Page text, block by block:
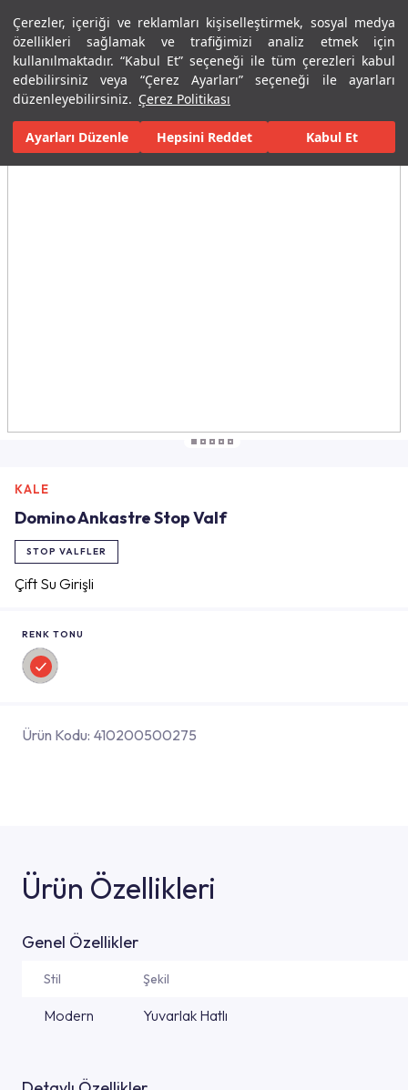
Çerezler, içeriği ve reklamları kişiselleştirmek, sosyal medya
özellikleri sağlamak ve trafiğimizi analiz etmek için
kullanılmaktadır. “Kabul Et” seçeneği ile tüm çerezleri kabul
edebilirsiniz veya “Çerez Ayarları” seçeneği ile ayarları
düzenleyebilirsiniz. Çerez Politikası
Ayarları Düzenle Hepsini Reddet Kabul Et
Menü Menü
Ana Sayfa Banyolar Armatürler Musluklar Stop Valfler
Tüm Görseller(7)
KALE
Domino Ankastre Stop Valf
STOP VALFLER
Çift Su Girişli
RENK TONU
Ürün Kodu: 410200500275
Ürün Özellikleri
Genel Özellikler
Stil Şekil
Modern Yuvarlak Hatlı